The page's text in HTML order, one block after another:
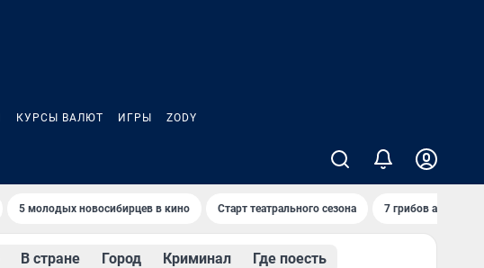
КУРСЫ ВАЛЮТ ИГРЫ ZODY
5 молодых новосибирцев в кино Старт театрального сезона 7 грибов августа
В стране Город Криминал Где поесть